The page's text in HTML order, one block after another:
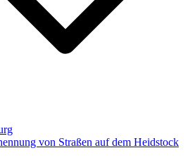
von Straßen auf dem Heidstock